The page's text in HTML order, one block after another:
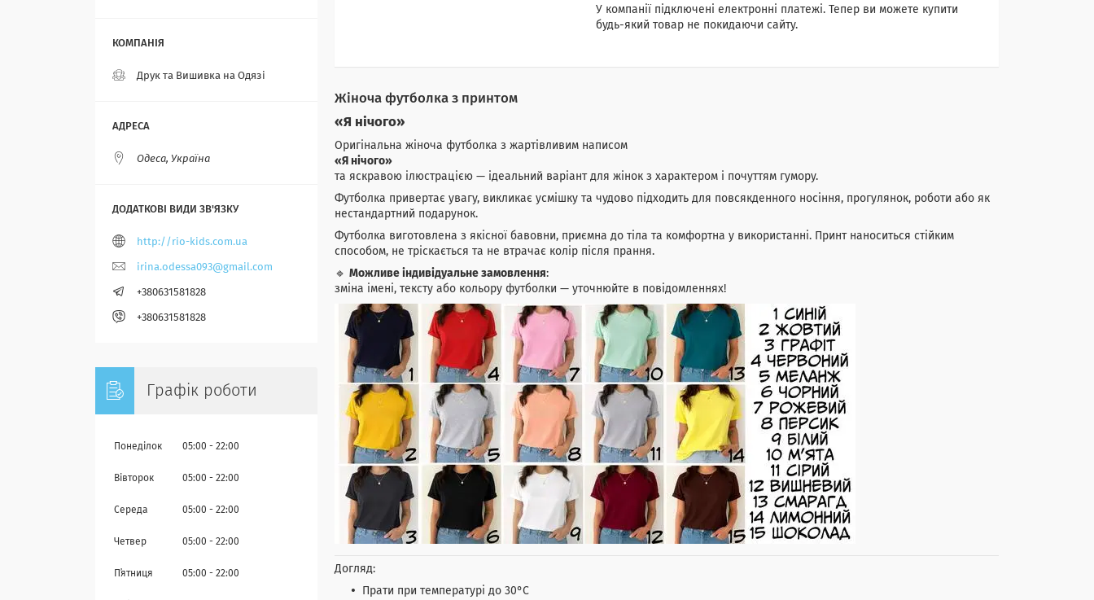
У компанії підключені електронні платежі. Тепер ви можете купити
будь-який товар не покидаючи сайту.
Жіноча футболка з принтом
«Я нічого»
Оригінальна жіноча футболка з жартівливим написом
«Я нічого»
та яскравою ілюстрацією — ідеальний варіант для жінок з характером і почуттям гумору.
Футболка привертає увагу, викликає усмішку та чудово підходить для повсякденного носіння, прогулянок, роботи або як
нестандартний подарунок.
Футболка виготовлена з якісної бавовни, приємна до тіла та комфортна у використанні. Принт наноситься стійким
способом, не тріскається та не втрачає колір після прання.
🔹 Можливе індивідуальне замовлення:
зміна імені, тексту або кольору футболки — уточнюйте в повідомленнях!
Догляд:
Прати при температурі до 30°C
Друк та Вишивка на Одязі
Одеса, Україна
http://rio-kids.com.ua
irina.odessa093@gmail.com
+380631581828
+380631581828
Графік роботи
Понеділок 05:00 22:00
Вівторок 05:00 22:00
Середа 05:00 22:00
Четвер 05:00 22:00
Пʼятниця 05:00 22:00